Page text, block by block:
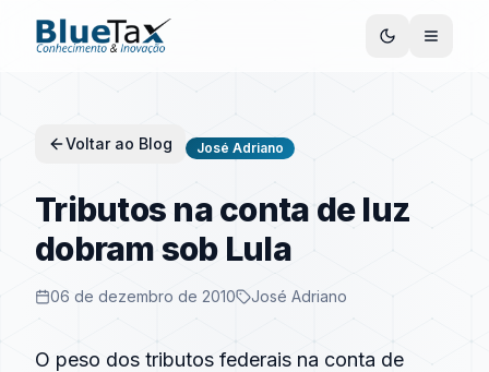
Voltar ao Blog José Adriano
Tributos na conta de luz
dobram sob Lula
06 de dezembro de 2010 José Adriano
O peso dos tributos federais na conta de